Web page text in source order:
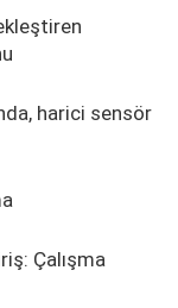
harici sensör
Çalışma